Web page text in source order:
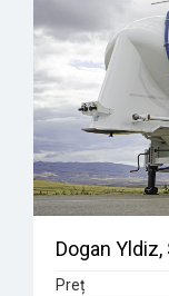
Dogan
Preț